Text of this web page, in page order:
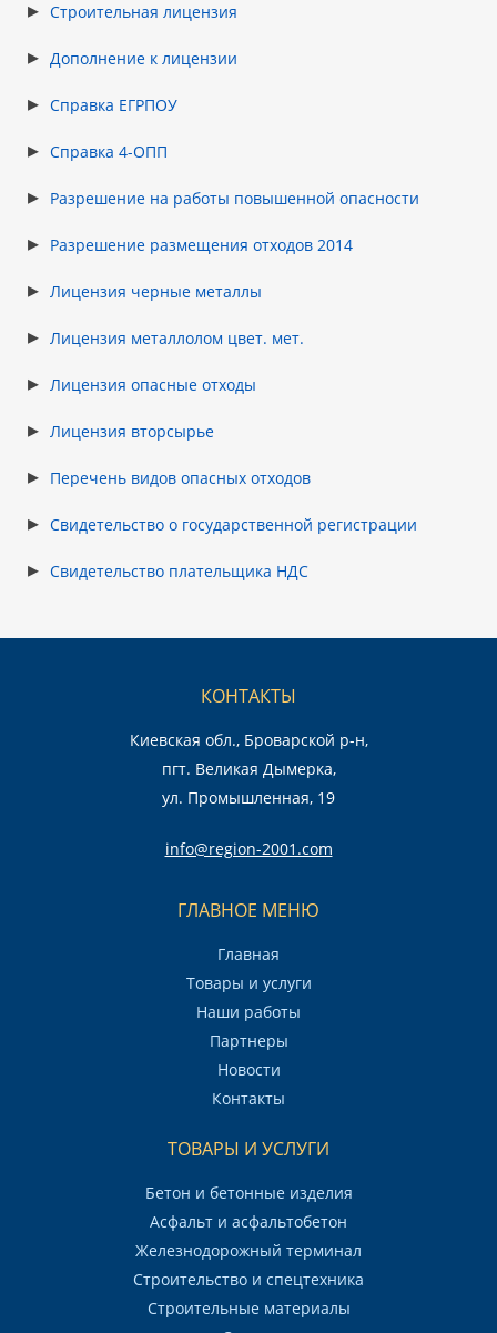
Строительная лицензия
Дополнение к лицензии
Справка ЕГРПОУ
Справка 4-ОПП
Разрешение на работы повышенной опасности
Разрешение размещения отходов 2014
Лицензия черные металлы
Лицензия металлолом цвет. мет.
Лицензия опасные отходы
Лицензия вторсырье
Перечень видов опасных отходов
Свидетельство о государственной регистрации
Свидетельство плательщика НДС
КОНТАКТЫ
Киевская обл., Броварской р-н,
пгт. Великая Дымерка,
ул. Промышленная, 19
info@region-2001.com
ГЛАВНОЕ МЕНЮ
Главная
Товары и услуги
Наши работы
Партнеры
Новости
Контакты
ТОВАРЫ И УСЛУГИ
Бетон и бетонные изделия
Асфальт и асфальтобетон
Железнодорожный терминал
Строительство и спецтехника
Строительные материалы